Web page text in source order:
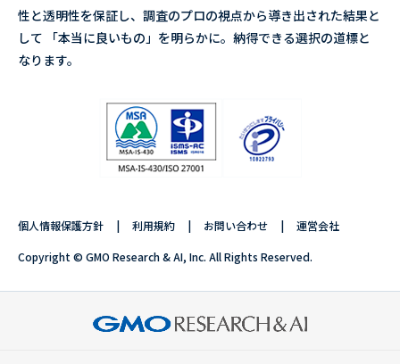
性と透明性を保証し、調査のプロの視点から導き出された結果と
して 「本当に良いもの」を明らかに。納得できる選択の道標と
なります。
個人情報保護方針 利用規約 お問い合わせ 運営会社
Copyright © GMO Research & AI, Inc. All Rights Reserved.